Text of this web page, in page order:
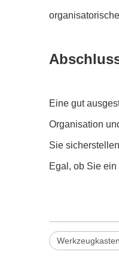
Eine gut
Organisation
Sie
Egal, ob Sie